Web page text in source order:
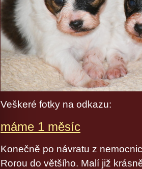
Veškeré fotky na odkazu:
máme 1 měsíc
Konečně po návratu z
Rorou do většího. Malí již